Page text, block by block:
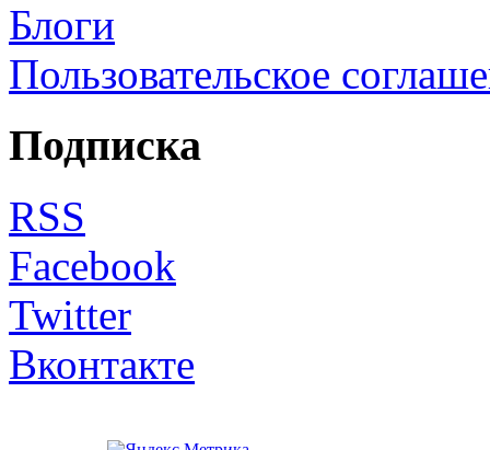
Блоги
Пользовательское
Подписка
RSS
Facebook
Twitter
Вконтакте